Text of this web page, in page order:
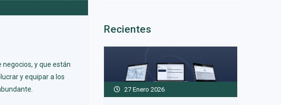
y que están
y equipar a los
Recientes
27 Enero 2026